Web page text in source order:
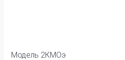
Модель 2КМОэ